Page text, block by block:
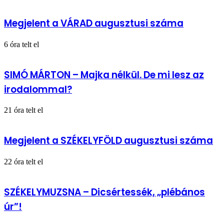
Megjelent a VÁRAD augusztusi száma
6 óra telt el
SIMÓ MÁRTON – Majka nélkül. De mi lesz az
irodalommal?
21 óra telt el
Megjelent a SZÉKELYFÖLD augusztusi száma
22 óra telt el
SZÉKELYMUZSNA – Dicsértessék, „plébános
úr”!